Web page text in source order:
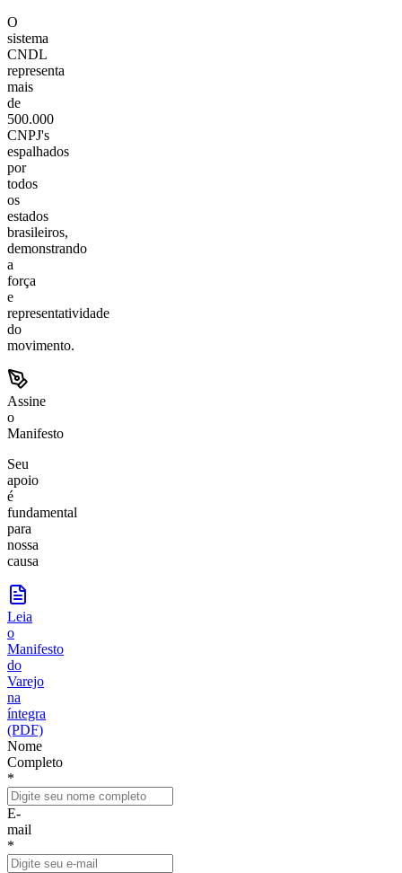
O
sistema
CNDL
representa
mais
de
500.000
CNPJ's
espalhados
por
todos
os
estados
brasileiros,
demonstrando
a
força
e
representatividade
do
movimento.
Assine
o
Manifesto
Seu
apoio
é
fundamental
para
nossa
causa
Leia
o
Manifesto
do
Varejo
na
íntegra
(PDF)
Nome
Completo
*
E-
mail
*